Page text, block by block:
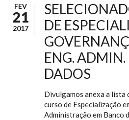
FEV
21
2017
DE
ENG.
DADOS
Divulgamos anexa a lista
curso de Especialização
Administração em Banco